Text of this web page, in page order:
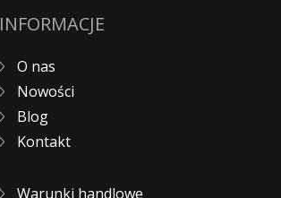
INFORMACJE
O nas
Nowości
Blog
Kontakt
Warunki handlowe